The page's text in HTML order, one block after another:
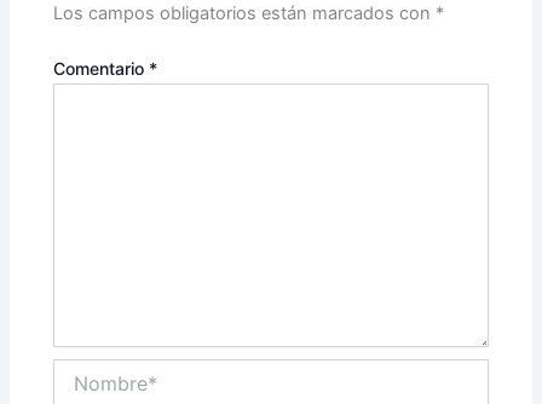
Los campos obligatorios están marcados con *
Comentario *